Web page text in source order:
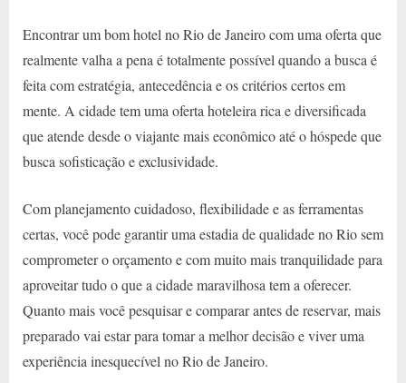
Encontrar um bom hotel no Rio de Janeiro com uma oferta que
realmente valha a pena é totalmente possível quando a busca é
feita com estratégia, antecedência e os critérios certos em
mente. A cidade tem uma oferta hoteleira rica e diversificada
que atende desde o viajante mais econômico até o hóspede que
busca sofisticação e exclusividade.
Com planejamento cuidadoso, flexibilidade e as ferramentas
certas, você pode garantir uma estadia de qualidade no Rio sem
comprometer o orçamento e com muito mais tranquilidade para
aproveitar tudo o que a cidade maravilhosa tem a oferecer.
Quanto mais você pesquisar e comparar antes de reservar, mais
preparado vai estar para tomar a melhor decisão e viver uma
experiência inesquecível no Rio de Janeiro.